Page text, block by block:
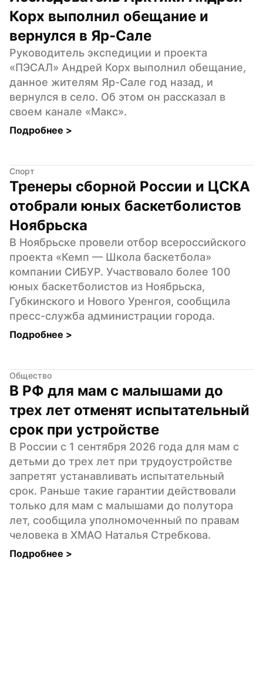
Корх выполнил обещание и
вернулся в Яр-Сале
Руководитель экспедиции и проекта
«ПЭСАЛ» Андрей Корх выполнил обещание,
данное жителям Яр-Сале год назад, и
вернулся в село. Об этом он рассказал в
своем канале «Макс».
Подробнее >
Спорт
Тренеры сборной России и ЦСКА
отобрали юных баскетболистов
Ноябрьска
В Ноябрьске провели отбор всероссийского
проекта «Кемп — Школа баскетбола»
компании СИБУР. Участвовало более 100
юных баскетболистов из Ноябрьска,
Губкинского и Нового Уренгоя, сообщила
пресс-служба администрации города.
Подробнее >
Общество
В РФ для мам с малышами до
трех лет отменят испытательный
срок при устройстве
В России с 1 сентября 2026 года для мам с
детьми до трех лет при трудоустройстве
запретят устанавливать испытательный
срок. Раньше такие гарантии действовали
только для мам с малышами до полутора
лет, сообщила уполномоченный по правам
человека в ХМАО Наталья Стребкова.
Подробнее >